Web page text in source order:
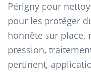
Périgny pour
pour les protéger
honnête sur place,
pression,
pertinent,